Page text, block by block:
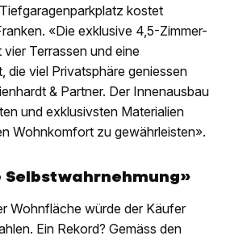
kostet
«Die exklusive 4,5-Zimmer-
Terrassen und eine
die viel Privatsphäre geniessen
& Partner. Der Innenausbau
und exklusivsten Materialien
Wohnkomfort zu gewährleisten».
Wohnfläche würde der Käufer
Ein Rekord? Gemäss den